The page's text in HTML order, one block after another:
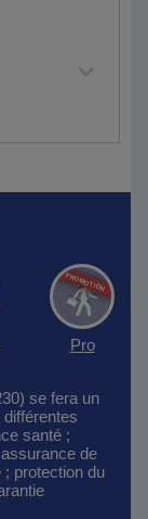
Pro
se fera un
santé ;
de
; protection du